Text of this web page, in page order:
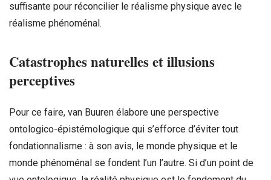
suffisante pour réconcilier le réalisme physique avec le
réalisme phénoménal.
Catastrophes naturelles et illusions
perceptives
Pour ce faire, van Buuren élabore une perspective
ontologico-épistémologique qui s’efforce d’éviter tout
fondationnalisme : à son avis, le monde physique et le
monde phénoménal se fondent l’un l’autre. Si d’un point de